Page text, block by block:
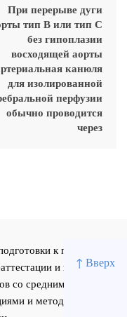
↑ Вверх
При перерыве дуги
тип В или тип С
без гипоплазии
восходящей аорты
канюля
для изолированной
перфузии
обычно проводится
через
к первичной
и повышения
со средним и высшим
и методическими